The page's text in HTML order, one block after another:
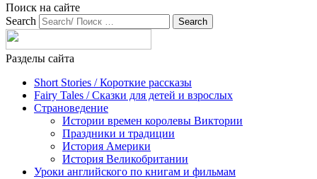
Поиск на сайте
Search
Разделы сайта
Short Stories / Короткие рассказы
Fairy Tales / Cказки для детей и взрослых
Страноведение
Истории времен королевы Виктории
Праздники и традиции
История Америки
История Великобритании
Уроки английского по книгам и фильмам